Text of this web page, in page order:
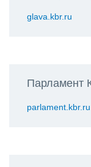
glava.kbr.ru
Парламент
parlament.kbr.ru